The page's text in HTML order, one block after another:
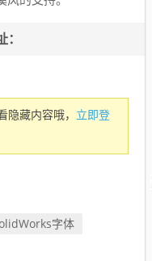
隐藏内容哦， 立即登
字体